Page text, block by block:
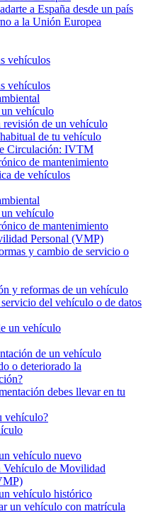
a España desde un país
a la Unión Europea
vehículos
vehículos
vehículo
revisión de un vehículo
de tu vehículo
Circulación: IVTM
de mantenimiento
de vehículos
vehículo
de mantenimiento
Personal (VMP)
y cambio de servicio o
y reformas de un vehículo
del vehículo o de datos
un vehículo
de un vehículo
o deteriorado la
debes llevar en tu
vehículo?
vehículo nuevo
Vehículo de Movilidad
vehículo histórico
un vehículo con matrícula